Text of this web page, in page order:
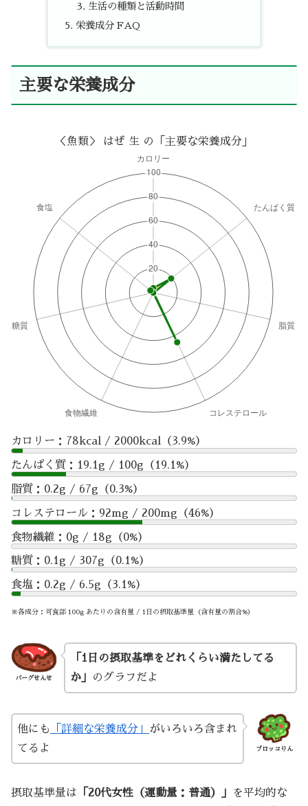
生活の種類と活動時間
栄養成分 FAQ
主要な栄養成分
＜魚類＞ はぜ 生 の「主要な栄養成分」
カロリー：78kcal / 2000kcal（3.9%）
たんぱく質：19.1g / 100g（19.1%）
脂質：0.2g / 67g（0.3%）
コレステロール：92mg / 200mg（46%）
食物繊維：0g / 18g（0%）
糖質：0.1g / 307g（0.1%）
食塩：0.2g / 6.5g（3.1%）
※各成分：可食部 100g あたりの含有量 / 1日の摂取基準量（含有量の割合%）
バーグせんせ
「1日の摂取基準をどれくらい満たしてる
か」
のグラフだよ
ブロッコりん
他にも 「詳細な栄養成分」
がいろいろ含まれ
てるよ
摂取基準量は 「20代女性（運動量：普通）」
を平均的な